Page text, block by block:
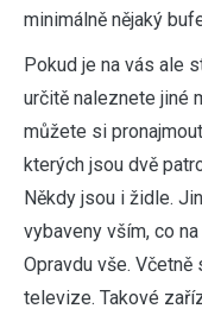
minimálně nějaký
Pokud je na vás ale
určitě naleznete jiné
můžete si
kterých jsou dvě
Někdy jsou i židle.
vybaveny vším, co
Opravdu vše.
televize. Takové